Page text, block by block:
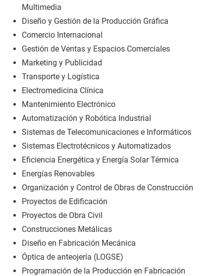
Multimedia
Diseño y Gestión de la Producción Gráfica
Comercio Internacional
Gestión de Ventas y Espacios Comerciales
Marketing y Publicidad
Transporte y Logística
Electromedicina Clínica
Mantenimiento Electrónico
Automatización y Robótica Industrial
Sistemas de Telecomunicaciones e Informáticos
Sistemas Electrotécnicos y Automatizados
Eficiencia Energética y Energía Solar Térmica
Energías Renovables
Organización y Control de Obras de Construcción
Proyectos de Edificación
Proyectos de Obra Civil
Construcciones Metálicas
Diseño en Fabricación Mecánica
Óptica de anteojería (LOGSE)
Programación de la Producción en Fabricación